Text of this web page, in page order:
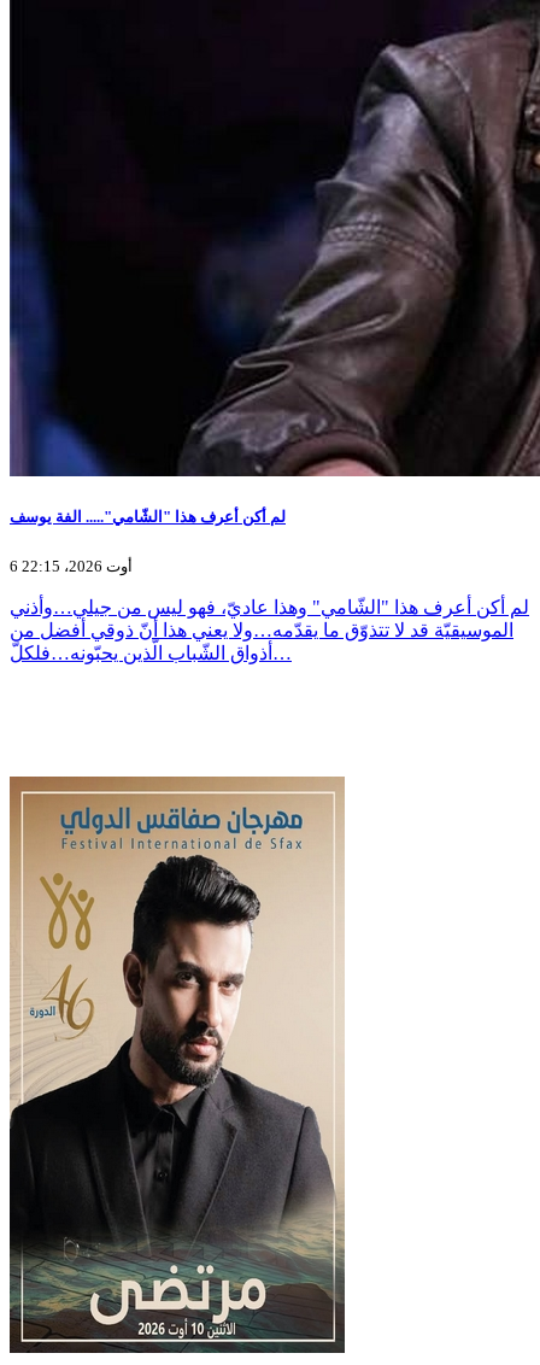
لم أكن أعرف هذا "الشّامي"..... الفة يوسف
6 أوت 2026، 22:15
لم أكن أعرف هذا "الشّامي" وهذا عاديّ، فهو ليس من جيلي…وأذني
الموسيقيّة قد لا تتذوّق ما يقدّمه…ولا يعني هذا أنّ ذوقي أفضل من
أذواق الشّباب الّذين يحبّونه…فلكلّ…